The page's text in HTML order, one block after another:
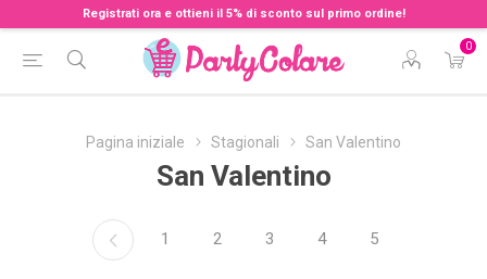
Registrati ora e ottieni il 5% di sconto sul primo ordine!
0
Pagina iniziale Stagionali San Valentino
San Valentino
1 2 3 4 5